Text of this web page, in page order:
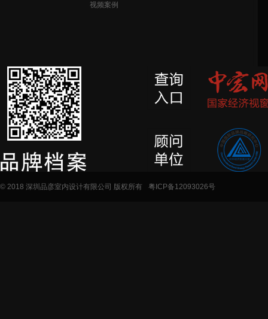
视频案例
© 2018 深圳品彦室内设计有限公司 版权所有 粤ICP备12093026号